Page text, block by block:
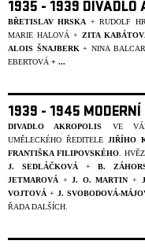
1935 - 1939 DIVADLO
BŘETISLAV HRSKA + RUDOLF
MARIE HALOVÁ +ZITA
ALOIS ŠNAJBERK + NINA
EBERTOVÁ + ...
1939 - 1945 MODERNÍ
DIVADLO AKROPOLIS
VE
UMĚLECKÉHO ŘEDITELE JIŘÍHO
FRANTIŠKA FILIPOVSKÉHO .
J. SEDLÁČKOVÁ+B.
JETMAROVÁ +J. O. MARTIN +
VOJTOVÁ + J. SVOBODOVÁ-
ŘADA DALŠÍCH.